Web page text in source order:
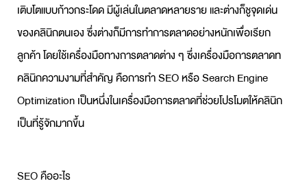
เติบโตแบบก้าวกระโดด มีผู้เล่นในตลาดหลายราย และต่างก็ชูจุดเด่น
ของคลินิกตนเอง ซึ่งต่างก็มีการทำการตลาดอย่างหนักเพื่อเรียก
ลูกค้า โดยใช้เครื่องมือทางการตลาดต่าง ๆ ซึ่งเครื่องมือการตลาดท
คลินิกความงามที่สำคัญ คือการทำ SEO หรือ Search Engine
Optimization เป็นหนึ่งในเครื่องมือการตลาดที่ช่วยโปรโมตให้คลินิก
เป็นที่รู้จักมากขึ้น
SEO คืออะไร